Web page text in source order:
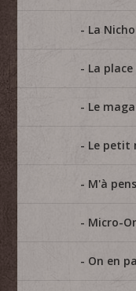
La
La
Le
Le petit
M'à
Micro-
On en